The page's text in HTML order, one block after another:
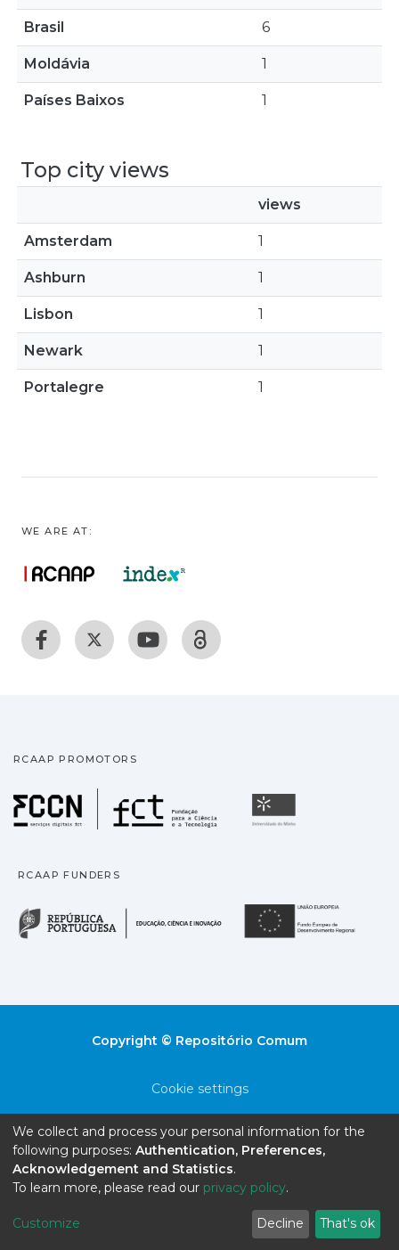
Brasil 6
Moldávia 1
Países Baixos 1
Top city views
views
Amsterdam 1
Ashburn 1
Lisbon 1
Newark 1
Portalegre 1
WE ARE AT:
RCAAP PROMOTORS
Fundação para a
RCAAP FUNDERS
República Portuguesa
Copyright © Repositório Comum
Cookie settings
End User Agreement
Send Feedback
We collect and process your personal information for the
following purposes: Authentication, Preferences,
Acknowledgement and Statistics.
To learn more, please read our privacy policy.
Customize Decline That's ok